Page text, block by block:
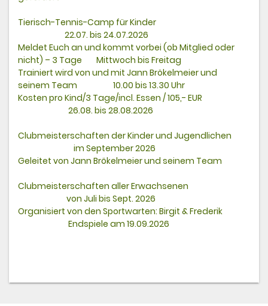
Tierisch-Tennis-Camp für Kinder
22.07. bis 24.07.2026
Meldet Euch an und kommt vorbei (ob Mitglied oder
nicht) – 3 Tage Mittwoch bis Freitag
Trainiert wird von und mit Jann Brökelmeier und
seinem Team 10.00 bis 13.30 Uhr
Kosten pro Kind/3 Tage/incl. Essen / 105,- EUR
26.08. bis 28.08.2026
Clubmeisterschaften der Kinder und Jugendlichen
im September 2026
Geleitet von Jann Brökelmeier und seinem Team
Clubmeisterschaften aller Erwachsenen
von Juli bis Sept. 2026
Organisiert von den Sportwarten: Birgit & Frederik
Endspiele am 19.09.2026